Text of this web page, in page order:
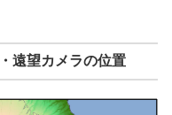
遠望カメラの位置